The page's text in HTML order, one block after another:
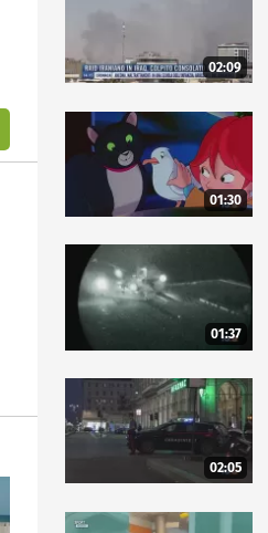
02:09
01:30
01:37
02:05